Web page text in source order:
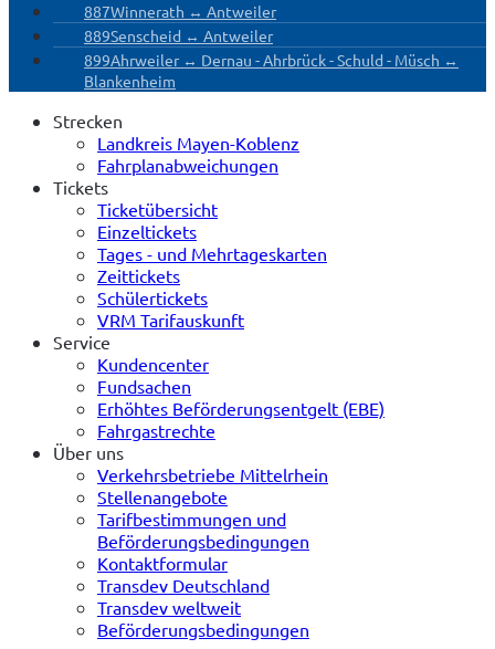
887Winnerath ↔ Antweiler
889Senscheid ↔ Antweiler
899Ahrweiler ↔ Dernau - Ahrbrück - Schuld - Müsch ↔
Blankenheim
Strecken
Landkreis Mayen-Koblenz
Fahrplanabweichungen
Tickets
Ticketübersicht
Einzeltickets
Tages - und Mehrtageskarten
Zeittickets
Schülertickets
VRM Tarifauskunft
Service
Kundencenter
Fundsachen
Erhöhtes Beförderungsentgelt (EBE)
Fahrgastrechte
Über uns
Verkehrsbetriebe Mittelrhein
Stellenangebote
Tarifbestimmungen und
Beförderungsbedingungen
Kontaktformular
Transdev Deutschland
Transdev weltweit
Beförderungsbedingungen